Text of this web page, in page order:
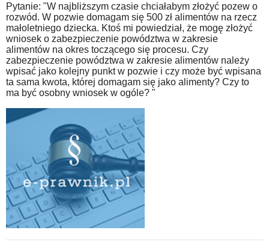
Pytanie: "W najbliższym czasie chciałabym złożyć pozew o
rozwód. W pozwie domagam się 500 zł alimentów na rzecz
małoletniego dziecka. Ktoś mi powiedział, że mogę złożyć
wniosek o zabezpieczenie powództwa w zakresie
alimentów na okres toczącego się procesu. Czy
zabezpieczenie powództwa w zakresie alimentów należy
wpisać jako kolejny punkt w pozwie i czy może być wpisana
ta sama kwota, której domagam się jako alimenty? Czy to
ma być osobny wniosek w ogóle? "